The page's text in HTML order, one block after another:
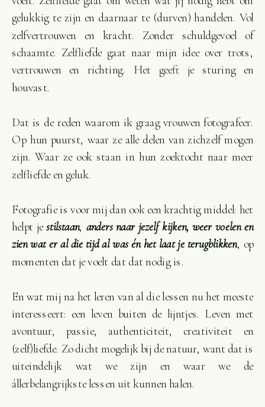
gelukkig te zijn en daarnaar te (durven) handelen. Vol
zelfvertrouwen en kracht. Zonder schuldgevoel of
schaamte. Zelfliefde gaat naar mijn idee over trots,
vertrouwen en richting. Het geeft je sturing en
houvast.
Dat is de reden waarom ik graag vrouwen fotografeer.
Op hun puurst, waar ze alle delen van zichzelf mogen
zijn. Waar ze ook staan in hun zoektocht naar meer
zelfliefde en geluk.
Fotografie is voor mij dan ook een krachtig middel: het
helpt jestilstaan, anders naar jezelf kijken, weer voelen en
zien wat er al die tijd al was én het laat je terugblikken, op
momenten dat je voelt dat dat nodig is.
En wat mij na het leren van al die lessen nu het meeste
interesseert: een leven buiten de lijntjes. Leven met
avontuur, passie, authenticiteit, creativiteit en
(zelf)liefde. Zo dicht mogelijk bij de natuur, want dat is
uiteindelijk wat we zijn en waar we de
állerbelangrijkste lessen uit kunnen halen.